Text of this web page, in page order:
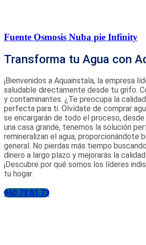
Fuente Osmosis Nuba pie Infinity
Transforma tu Agua con
¡Bienvenidos a Aquainstala, la empresa
saludable directamente desde tu grifo.
y contaminantes. ¿Te preocupa la
perfecta para ti. Olvídate de comprar
se encargarán de todo el proceso,
una casa grande, tenemos la solución
remineralizan el agua,
general. No pierdas más tiempo
dinero a largo plazo y mejorarás la
¡Descubre por qué somos los líderes
tu hogar.
960 73 01 73